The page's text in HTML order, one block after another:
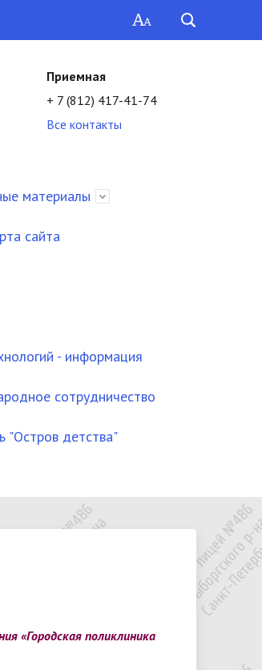
Приемная
+ 7 (812) 417-41-74
Все контакты
материалы
сайта
- информация
сотрудничество
"Остров детства"
«Городская поликлиника